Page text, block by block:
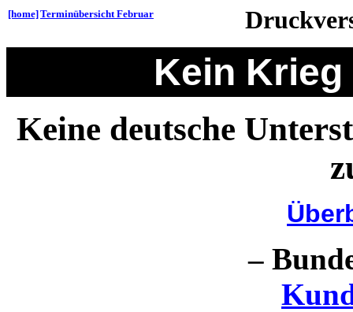
[home]Terminübersicht Februar
Kein Krieg
Keine deutsche
–